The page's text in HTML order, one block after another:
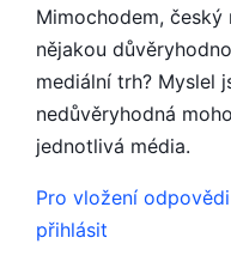
Mimochodem,
nějakou
mediální trh? Myslel
nedůvěryhodná
jednotlivá média.
Pro vložení
přihlásit